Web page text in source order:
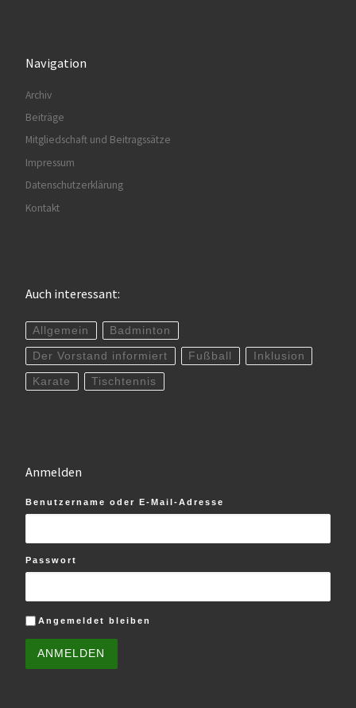
Navigation
Archiv
Beiträge
Mitgliedschaft und Beitragssätze
Impressum
Datenschutzerklärung
Kontakt
Auch interessant:
Allgemein Badminton
Der Vorstand informiert Fußball Inklusion
Karate Tischtennis
Anmelden
Benutzername oder E-Mail-Adresse
Passwort
Angemeldet bleiben
ANMELDEN